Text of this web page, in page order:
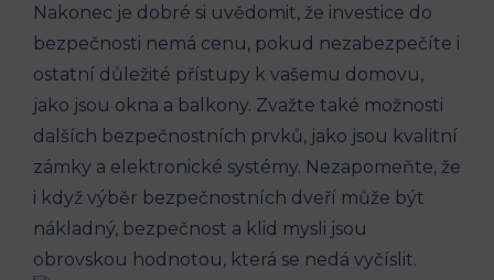
Nakonec je dobré si uvědomit, že investice do
bezpečnosti nemá cenu, pokud nezabezpečíte i
ostatní důležité přístupy k vašemu domovu,
jako jsou okna a balkony. Zvažte také možnosti
dalších bezpečnostních prvků, jako jsou kvalitní
zámky a elektronické systémy. Nezapomeňte, že
i když výběr bezpečnostních dveří může být
nákladný, bezpečnost a klid mysli jsou
obrovskou hodnotou, která se nedá vyčíslit.